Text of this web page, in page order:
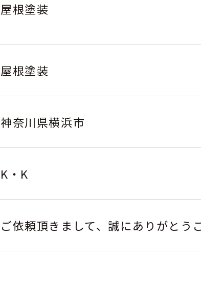
屋根塗装
屋根塗装
神奈川県横浜市
K・K
ご依頼頂きまして、誠にありがとう